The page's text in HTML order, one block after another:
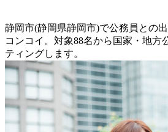
静岡市(静岡県静岡市)で公務員との
コンコイ。対象88名から国家・地方
ティングします。